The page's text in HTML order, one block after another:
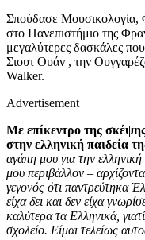
Σπούδασε Μουσικολογία,
στο Πανεπιστήμιο της
μεγαλύτερες δασκάλες
Σιουτ Ουάν , την
Walker.
Advertisement
Με επίκεντρο της
στην ελληνική παιδεία
αγάπη μου για την
μου περιβάλλον –
γεγονός ότι παντρεύτηκα
είχα δει και δεν είχα
καλύτερα τα Ελληνικά,
σχολείο. Είμαι τελείως